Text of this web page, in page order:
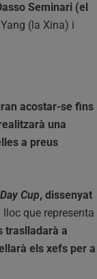
Seminari (el
(la Xina) i
acostar-se fins
una
a preus
Cup, dissenyat
que representa
traslladarà a
els xefs per a